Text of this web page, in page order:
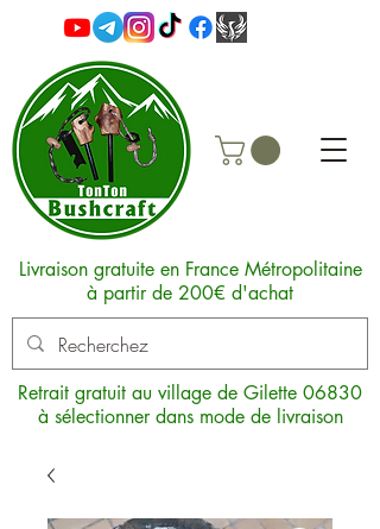
Livraison gratuite en France Métropolitaine
à partir de 200€ d'achat
Retrait gratuit au village de Gilette 06830
à sélectionner dans mode de livraison